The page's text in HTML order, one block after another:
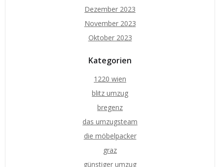
Dezember 2023
November 2023
Oktober 2023
Kategorien
1220 wien
blitz umzug
bregenz
das umzugsteam
die möbelpacker
graz
günstiger umzug